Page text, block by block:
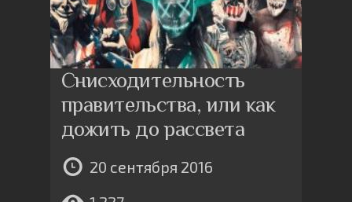
Снисходительность
правительства, или как
дожить до рассвета
20 сентября 2016